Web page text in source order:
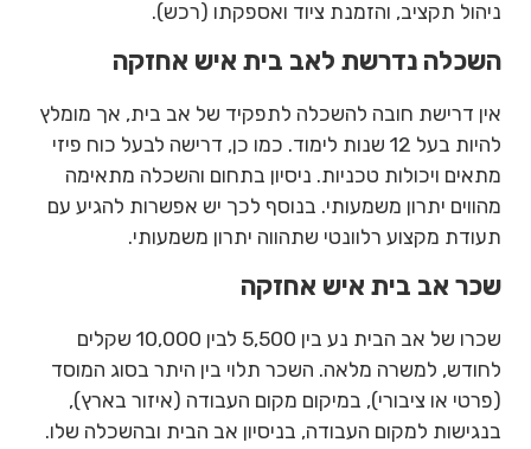
ניהול תקציב, והזמנת ציוד ואספקתו (רכש).
השכלה נדרשת לאב בית איש אחזקה
אין דרישת חובה להשכלה לתפקיד של אב בית, אך מומלץ
להיות בעל 12 שנות לימוד. כמו כן, דרישה לבעל כוח פיזי
מתאים ויכולות טכניות. ניסיון בתחום והשכלה מתאימה
מהווים יתרון משמעותי. בנוסף לכך יש אפשרות להגיע עם
תעודת מקצוע רלוונטי שתהווה יתרון משמעותי.
שכר אב בית איש אחזקה
שכרו של אב הבית נע בין 5,500 לבין 10,000 שקלים
לחודש, למשרה מלאה. השכר תלוי בין היתר בסוג המוסד
(פרטי או ציבורי), במיקום מקום העבודה (איזור בארץ),
בנגישות למקום העבודה, בניסיון אב הבית ובהשכלה שלו.